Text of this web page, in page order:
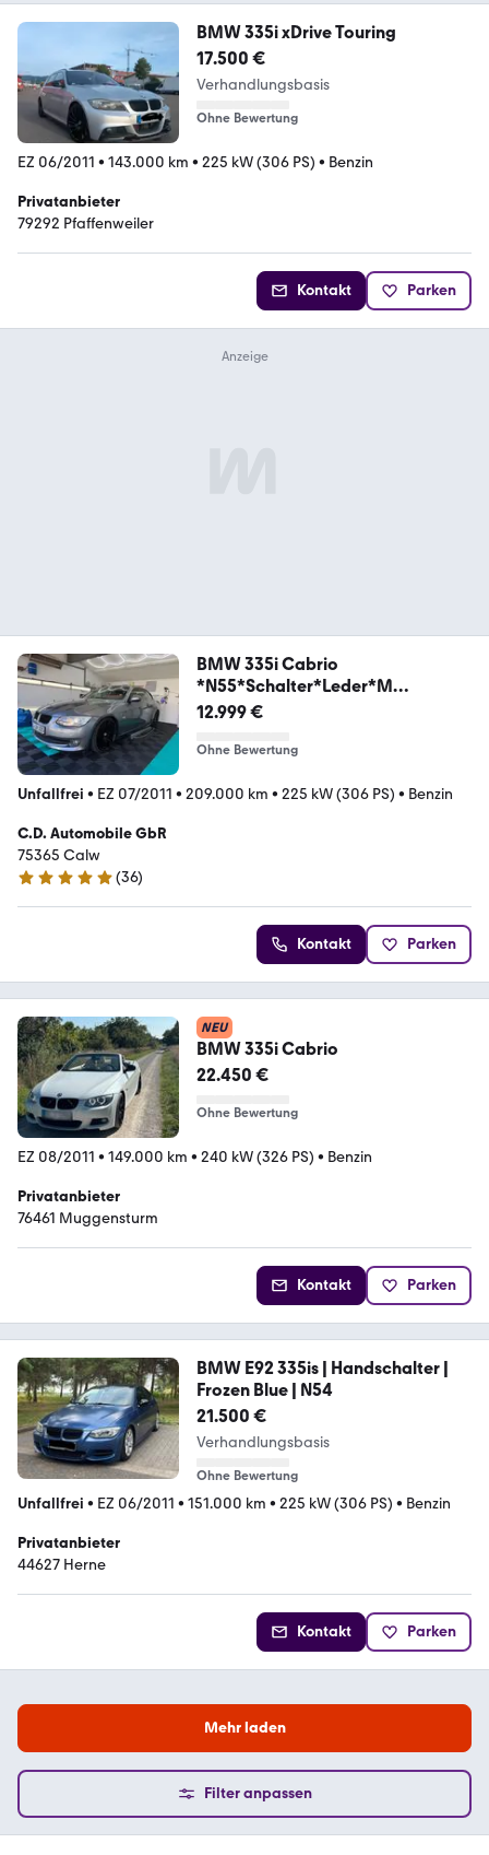
BMW 335i xDrive Touring
17.500 €
Verhandlungsbasis
Ohne Bewertung
EZ 06/2011 • 143.000 km • 225 kW (306 PS) • Benzin
Privatanbieter
79292 Pfaffenweiler
Kontakt Parken
BMW 335i Cabrio
*N55*Schalter*Leder*M
Sport*PDC*Navi
12.999 €
Ohne Bewertung
Unfallfrei • EZ 07/2011 • 209.000 km • 225 kW (306 PS) • Benzin
C.D. Automobile GbR
75365 Calw
4.9 Sterne
(36)
Kontakt Parken
NEU
BMW 335i Cabrio
22.450 €
Ohne Bewertung
EZ 08/2011 • 149.000 km • 240 kW (326 PS) • Benzin
Privatanbieter
76461 Muggensturm
Kontakt Parken
BMW E92 335is | Handschalter |
Frozen Blue | N54
21.500 €
Verhandlungsbasis
Ohne Bewertung
Unfallfrei • EZ 06/2011 • 151.000 km • 225 kW (306 PS) • Benzin
Privatanbieter
44627 Herne
Kontakt Parken
Mehr laden
Filter anpassen